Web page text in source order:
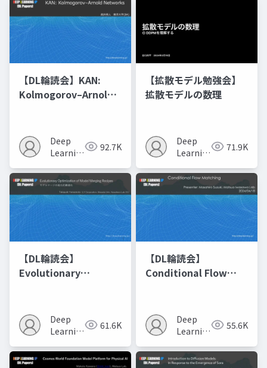
【DL輪読会】KAN:
Kolmogorov–Arnold
Deep
Learning
92.7K
【拡散モデル勉強会】
拡散モデルの数理
Deep
Learning
71.9K
【DL輪読会】
Evolutionary
Recipes モデルマージ
の進化的最適化
Deep
Learning
61.6K
【DL輪読会】
Conditional Flow
Deep
Learning
55.6K